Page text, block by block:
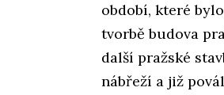
období, které
tvorbě budova
další pražské
nábřeží a již